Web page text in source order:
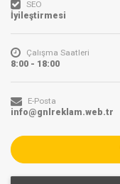
SEO
İyileştirmesi
Çalışma Saatleri
8:00 - 18:00
E-Posta
info@gnlreklam.web.tr